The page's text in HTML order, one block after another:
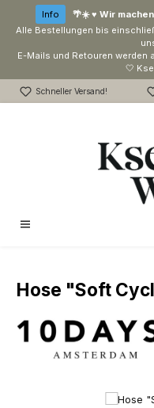
Zum Hauptinhalt springen
Info
🌴☀️ ♥ Wir
Alle Bestellungen bis
E-Mails und Retouren werden
🤍
Schneller Versand!
Hose "Soft
Bildergalerie überspringen